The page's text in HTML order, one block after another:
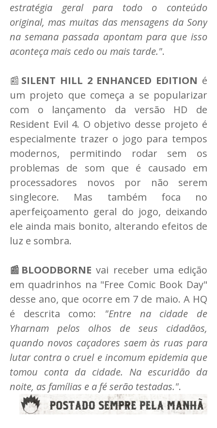
estratégia geral para todo o conteúdo
original, mas muitas das mensagens da Sony
na semana passada apontam para que isso
aconteça mais cedo ou mais tarde.".
📰 SILENT HILL 2 ENHANCED EDITION é
um projeto que começa a se popularizar
com o lançamento da versão HD de
Resident Evil 4. O objetivo desse projeto é
especialmente trazer o jogo para tempos
modernos, permitindo rodar sem os
problemas de som que é causado em
processadores novos por não serem
singlecore. Mas também foca no
aperfeiçoamento geral do jogo, deixando
ele ainda mais bonito, alterando efeitos de
luz e sombra.
📰BLOODBORNEvai receber uma edição
em quadrinhos na "Free Comic Book Day"
desse ano, que ocorre em 7 de maio. A HQ
é descrita como: "Entre na cidade de
Yharnam pelos olhos de seus cidadãos,
quando novos caçadores saem às ruas para
lutar contra o cruel e incomum epidemia que
tomou conta da cidade. Na escuridão da
noite, as famílias e a fé serão testadas.".